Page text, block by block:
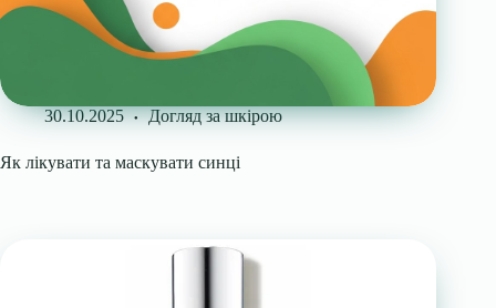
30.10.2025 Догляд за шкірою
Як лікувати та маскувати синці